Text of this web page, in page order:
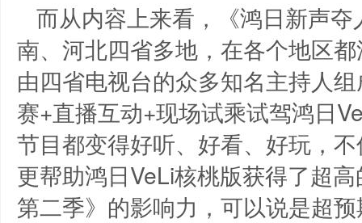
而从内容上来看，《鸿日新声
南、河北四省多地，在各个地区
由四省电视台的众多知名主持人
赛+直播互动+现场试乘试驾鸿日
节目都变得好听、好看、好玩，
更帮助鸿日VeLi核桃版获得了超
第二季》的影响力，可以说是超